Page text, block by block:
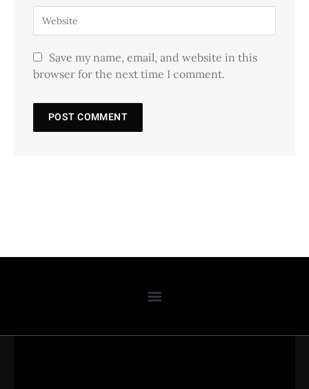
Save my name, email, and website in this
browser for the next time I comment.